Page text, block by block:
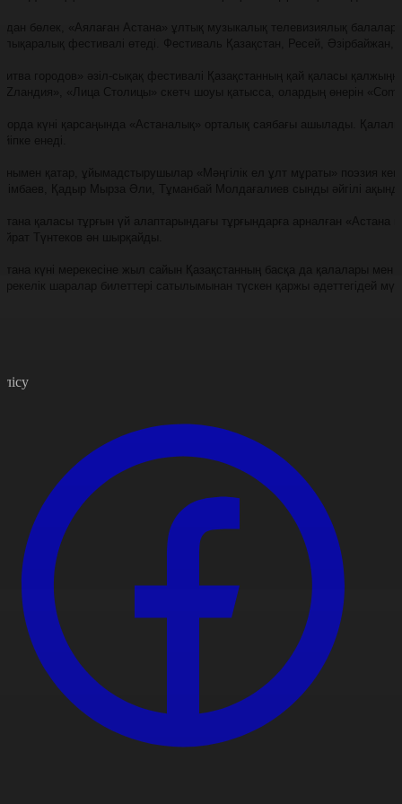
бөлек, «Аялаған Астана» ұлтық музыкалық телевизиялық
шаралар билеттері сатылымынан түскен қаржы әдеттегідей